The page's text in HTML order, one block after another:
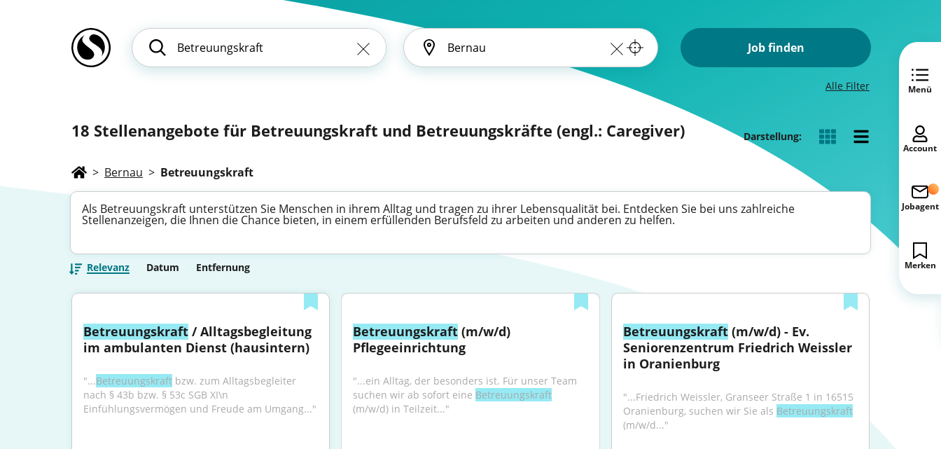
Job finden
Alle Filter
18 Stellenangebote für Betreuungskraft und Betreuungskräfte (engl.: Caregiver) Darstellung:
> Bernau > Betreuungskraft
Als Betreuungskraft unterstützen Sie Menschen in ihrem Alltag und tragen zu ihrer Lebensqualität bei. Entdecken Sie bei uns zahlreiche
Stellenanzeigen, die Ihnen die Chance bieten, in einem erfüllenden Berufsfeld zu arbeiten und anderen zu helfen.
Relevanz Datum Entfernung
Betreuungskraft / Alltagsbegleitung
im ambulanten Dienst (hausintern)
"...Betreuungskraft bzw. zum Alltagsbegleiter
nach § 43b bzw. § 53c SGB XI\n
Einfühlungsvermögen und Freude am Umgang..."
Betreuungskraft (m/w/d)
Pflegeeinrichtung
"...ein Alltag, der besonders ist. Für unser Team
suchen wir ab sofort eine Betreuungskraft
(m/w/d) in Teilzeit..."
Betreuungskraft (m/w/d) - Ev.
Seniorenzentrum Friedrich Weissler
in Oranienburg
"...Friedrich Weissler, Granseer Straße 1 in 16515
Oranienburg, suchen wir Sie als Betreuungskraft
(m/w/d..."
Menü
Account
Jobagent
Merken